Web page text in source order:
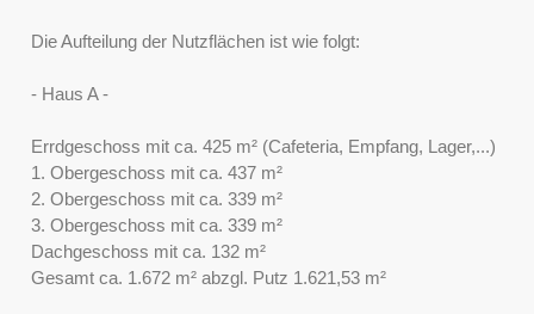
Die Aufteilung der Nutzflächen ist wie folgt:
- Haus A -
Errdgeschoss mit ca. 425 m² (Cafeteria, Empfang, Lager,...)
1. Obergeschoss mit ca. 437 m²
2. Obergeschoss mit ca. 339 m²
3. Obergeschoss mit ca. 339 m²
Dachgeschoss mit ca. 132 m²
Gesamt ca. 1.672 m² abzgl. Putz 1.621,53 m²